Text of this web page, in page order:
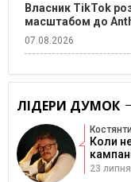
Власник TikTok
масштабом до
07.08.2026
ЛІДЕРИ ДУМОК
Коли
23